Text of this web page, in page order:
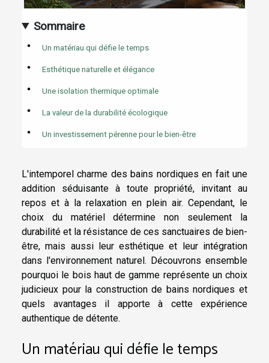
Sommaire
Un matériau qui défie le temps
Esthétique naturelle et élégance
Une isolation thermique optimale
La valeur de la durabilité écologique
Un investissement pérenne pour le bien-être
L'intemporel charme des bains nordiques en fait une
addition séduisante à toute propriété, invitant au
repos et à la relaxation en plein air. Cependant, le
choix du matériel détermine non seulement la
durabilité et la résistance de ces sanctuaires de bien-
être, mais aussi leur esthétique et leur intégration
dans l'environnement naturel. Découvrons ensemble
pourquoi le bois haut de gamme représente un choix
judicieux pour la construction de bains nordiques et
quels avantages il apporte à cette expérience
authentique de détente.
Un matériau qui défie le temps